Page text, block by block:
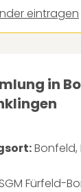
eintragen
in
Bonfeld,
SGM Fürfeld-